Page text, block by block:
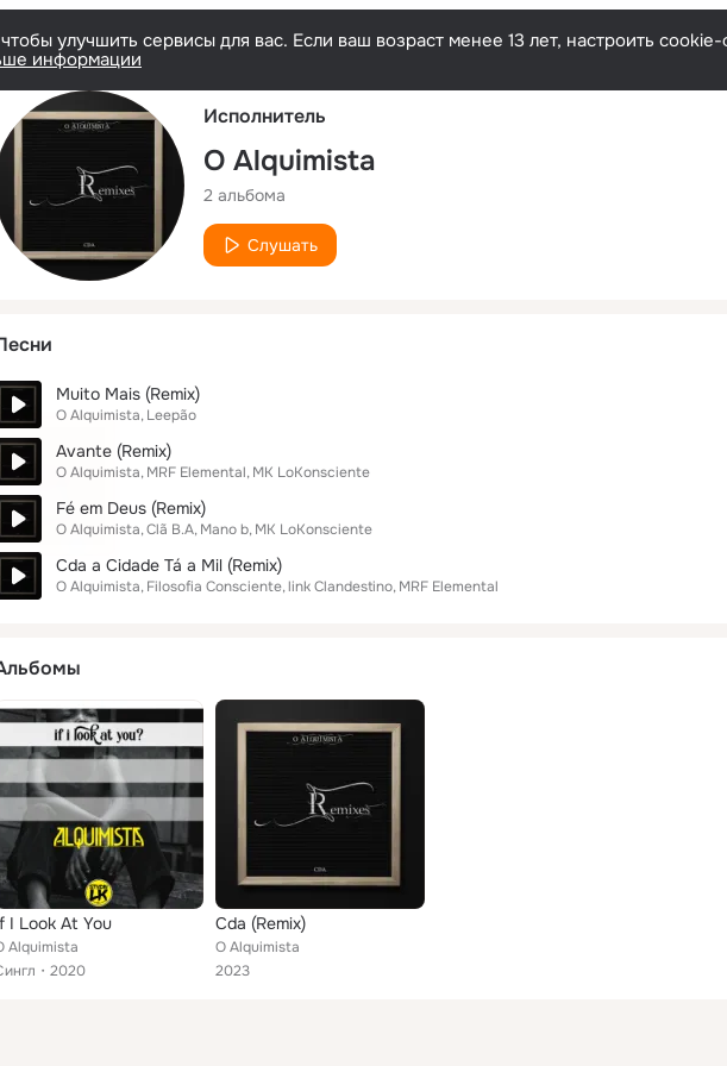
улучшить сервисы для вас. Если ваш возраст менее 13 лет, настроить
информации
Исполнитель
O Alquimista
2 альбома
Слушать
Muito Mais (Remix)
O Alquimista Leepão
Avante (Remix)
O Alquimista MRF Elemental MK LoKonsciente
Fé em Deus (Remix)
O Alquimista Clã B.A Mano b MK LoKonsciente
Cda a Cidade Tá a Mil (Remix)
O Alquimista Filosofia Consciente link Clandestino MRF Elemental
I Look At You
Alquimista
2020
Cda (Remix)
O Alquimista
2023